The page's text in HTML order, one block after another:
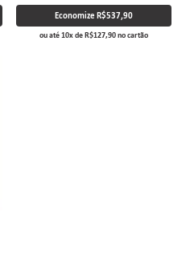
Economize R$537,90
ou até10xdeR$127,90no cartão